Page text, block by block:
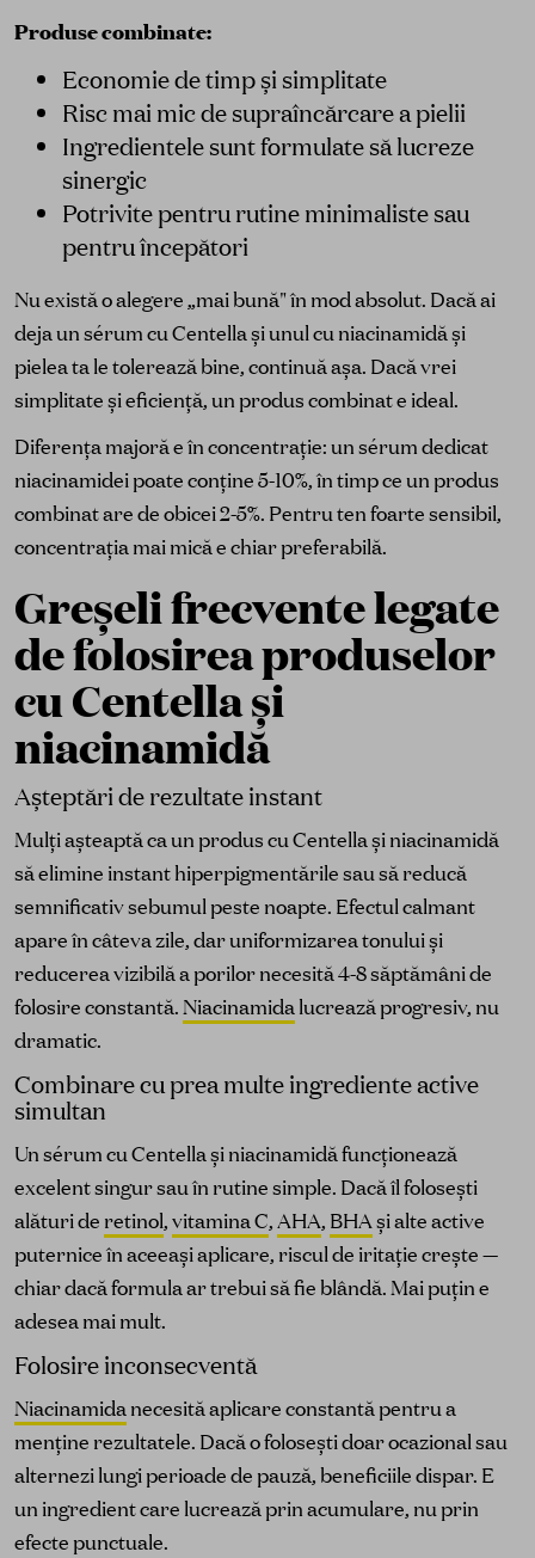
Produse combinate:
Economie de timp și simplitate
Risc mai mic de supraîncărcare a pielii
Ingredientele sunt formulate să lucreze
sinergic
Potrivite pentru rutine minimaliste sau
pentru începători
Nu există o alegere „mai bună" în mod absolut. Dacă ai
deja un sérum cu Centella și unul cu niacinamidă și
pielea ta le tolerează bine, continuă așa. Dacă vrei
simplitate și eficiență, un produs combinat e ideal.
Diferența majoră e în concentrație: un sérum dedicat
niacinamidei poate conține 5-10%, în timp ce un produs
combinat are de obicei 2-5%. Pentru ten foarte sensibil,
concentrația mai mică e chiar preferabilă.
Greșeli frecvente legate
de folosirea produselor
cu Centella și
niacinamidă
Așteptări de rezultate instant
Mulți așteaptă ca un produs cu Centella și niacinamidă
să elimine instant hiperpigmentările sau să reducă
semnificativ sebumul peste noapte. Efectul calmant
apare în câteva zile, dar uniformizarea tonului și
reducerea vizibilă a porilor necesită 4-8 săptămâni de
folosire constantă.Niacinamidalucrează progresiv, nu
dramatic.
Combinare cu prea multe ingrediente active
simultan
Un sérum cu Centella și niacinamidă funcționează
excelent singur sau în rutine simple. Dacă îl folosești
alături de retinol,vitamina C,AHA, BHAși alte active
puternice în aceeași aplicare, riscul de iritație crește —
chiar dacă formula ar trebui să fie blândă. Mai puțin e
adesea mai mult.
Folosire inconsecventă
Niacinamidanecesită aplicare constantă pentru a
menține rezultatele. Dacă o folosești doar ocazional sau
alternezi lungi perioade de pauză, beneficiile dispar. E
un ingredient care lucrează prin acumulare, nu prin
efecte punctuale.